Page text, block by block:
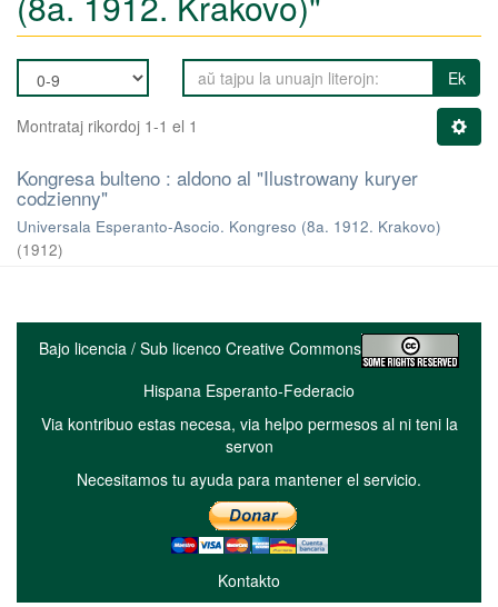
Ek
Montrataj rikordoj 1-1 el 1
Kongresa bulteno : aldono al "Ilustrowany kuryer
codzienny"
Universala Esperanto-Asocio. Kongreso (8a. 1912. Krakovo)
(1912)
Bajo licencia / Sub licenco Creative Commons
Hispana Esperanto-Federacio
Via kontribuo estas necesa, via helpo permesos al ni teni la
servon
Necesitamos tu ayuda para mantener el servicio.
Kontakto